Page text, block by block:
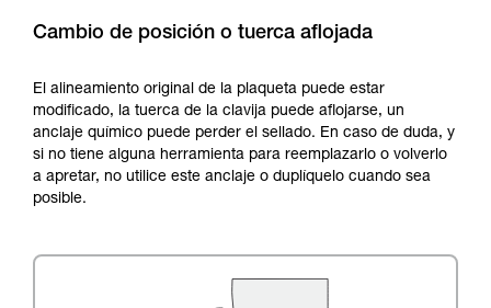
Cambio de posición o tuerca aflojada
El alineamiento original de la plaqueta puede estar
modificado, la tuerca de la clavija puede aflojarse, un
anclaje químico puede perder el sellado. En caso de duda, y
si no tiene alguna herramienta para reemplazarlo o volverlo
a apretar, no utilice este anclaje o duplíquelo cuando sea
posible.